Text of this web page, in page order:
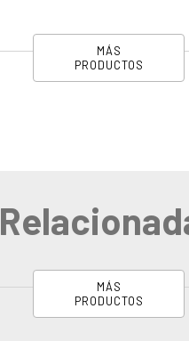
MÁS
PRODUCTOS
MÁS
PRODUCTOS